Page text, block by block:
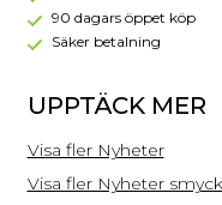
90 dagars öppet köp
Säker betalning
UPPTÄCK MER
Visa fler Nyheter
Visa fler Nyheter